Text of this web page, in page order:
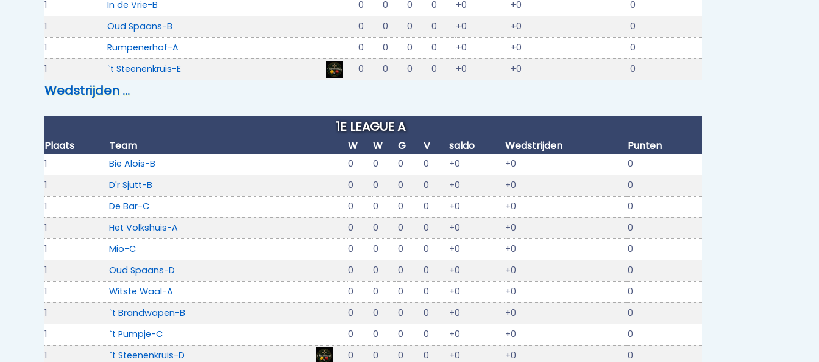
1
In de Vrie-B 0 0 0 0 +0 +0
0
1
Oud Spaans-B 0 0 0 0 +0 +0
0
1
Rumpenerhof-A 0 0 0 0 +0 +0
0
1
`t Steenenkruis-E 0 0 0 0 +0 +0 0
Wedstrijden …
1E LEAGUE A
Plaats Team W W G V saldo Wedstrijden Punten
1 Bie Alois-B 0 0 0 0 +0 +0
0
1
D'r Sjutt-B 0 0 0 0 +0 +0
0
1
De Bar-C 0 0 0 0 +0 +0
0
1
Het Volkshuis-A 0 0 0 0 +0 +0
0
1
Mio-C 0 0 0 0 +0 +0
0
1
Oud Spaans-D 0 0 0 0 +0 +0
0
1
Witste Waal-A 0 0 0 0 +0 +0
0
1
`t Brandwapen-B 0 0 0 0 +0 +0
0
1
`t Pumpje-C 0 0 0 0 +0 +0
0
1
`t Steenenkruis-D 0 0 0 0 +0 +0 0